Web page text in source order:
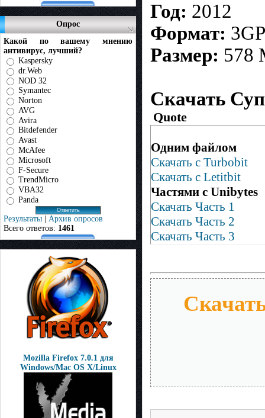
Опрос
Какой по вашему мнению
антивирус, лучший?
Kaspersky
dr.Web
NOD 32
Symantec
Norton
AVG
Avira
Bitdefender
Avast
McAfee
Microsoft
F-Secure
TrendMicro
VBA32
Panda
Результаты | Архив опросов
Всего ответов: 1461
Mozilla Firefox 7.0.1 для
Windows/Mac OS X/Linux
Год: 2012
Формат: 3GP
Размер: 578
Скачать
Quote
Одним файлом
Скачать с Turbobit
Скачать с Letitbit
Частями с Unibytes
Скачать Часть 1
Скачать Часть 2
Скачать Часть 3
Частями с
Скачать Часть 1
Скачать Часть 2